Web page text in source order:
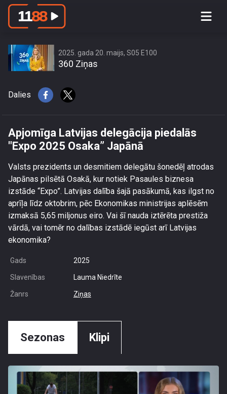
Apjomīga Latvijas delegācija piedalās
2025. gada 20. maijs, S05 E100
360 Ziņas
Dalies
Apjomīga Latvijas delegācija piedalās
"Expo 2025 Osaka” Japānā
Valsts prezidents un desmitiem delegātu šonedēļ atrodas
Japānas pilsētā Osakā, kur notiek Pasaules biznesa
izstāde “Expo”. Latvijas dalība šajā pasākumā, kas ilgst no
aprīļa līdz oktobrim, pēc Ekonomikas ministrijas aplēsēm
izmaksā 5,65 miljonus eiro. Vai šī nauda iztērēta prestiža
vārdā, vai tomēr no dalības izstādē iegūst arī Latvijas
ekonomika?
Gads 2025
Slavenības Lauma Niedrīte
Žanrs Ziņas
Sezonas Klipi